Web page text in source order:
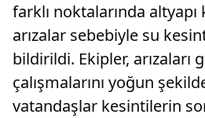
farklı noktalarında altyapı
arızalar sebebiyle su
bildirildi. Ekipler, arızaları
çalışmalarını yoğun
vatandaşlar kesintilerin